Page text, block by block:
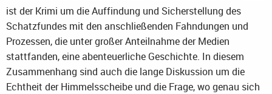
ist der Krimi um die Auffindung und Sicherstellung des
Schatzfundes mit den anschließenden Fahndungen und
Prozessen, die unter großer Anteilnahme der Medien
stattfanden, eine abenteuerliche Geschichte. In diesem
Zusammenhang sind auch die lange Diskussion um die
Echtheit der Himmelsscheibe und die Frage, wo genau sich